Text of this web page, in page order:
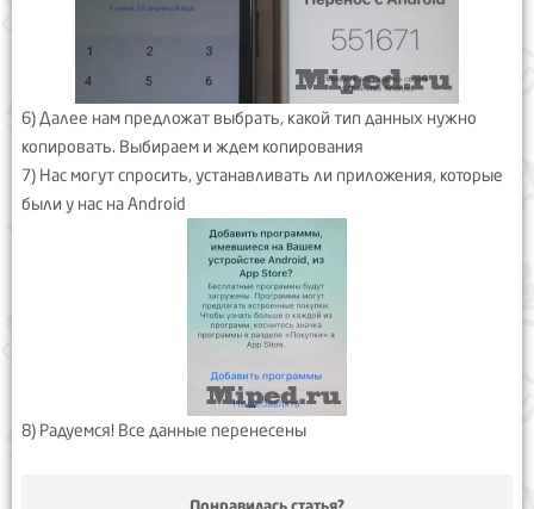
6) Далее нам предложат выбрать, какой тип данных нужно
копировать. Выбираем и ждем копирования
7) Нас могут спросить, устанавливать ли приложения, которые
были у нас на Android
8) Радуемся! Все данные перенесены